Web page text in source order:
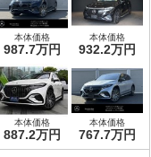
本体価格
987.7万円
本体価格
932.2万円
本体価格
887.2万円
本体価格
767.7万円